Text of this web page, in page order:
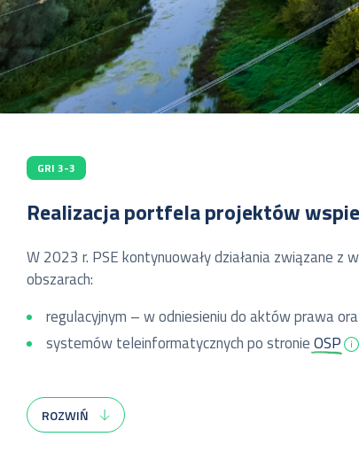
GRI 3-3
Realizacja portfela projektów
W 2023 r. PSE kontynuowały działania związane
obszarach:
regulacyjnym – w odniesieniu do aktów prawa
systemów teleinformatycznych po stronieOSP
Realizowaliśmy zadania związane z osiąganiem
ruchu KSE i usług przesyłania oraz udostępniania
informatycznych do nowych wymagań
ROZWIŃ